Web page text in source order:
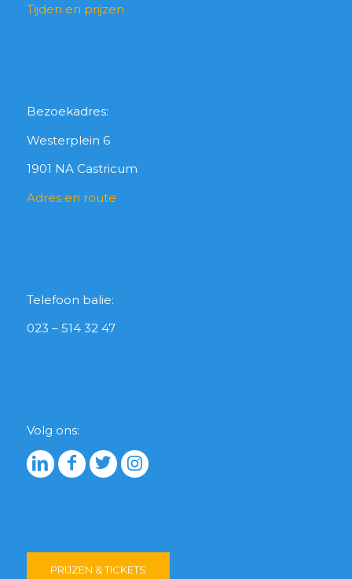
Tijden en prijzen
Bezoekadres:
Westerplein 6
1901 NA Castricum
Adres en route
Telefoon balie:
023 – 514 32 47
Volg ons:
PRIJZEN & TICKETS